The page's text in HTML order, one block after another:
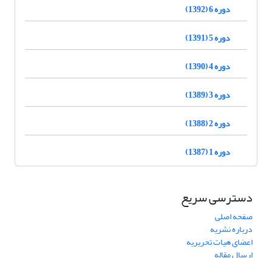
دوره 6 (1392)
دوره 5 (1391)
دوره 4 (1390)
دوره 3 (1389)
دوره 2 (1388)
دوره 1 (1387)
دسترسی سریع
صفحه اصلی
درباره نشریه
اعضای هیات تحریریه
ارسال مقاله